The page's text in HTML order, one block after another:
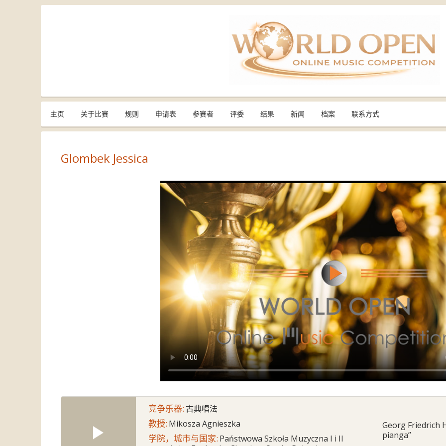
主页 关于比赛 规则 申请表 参赛者 评委 结果 新闻 档案 联系方式
Glombek Jessica
竞争乐器:古典唱法
教授: Mikosza Agnieszka
学院，城市与国家: Państwowa Szkoła Muzyczna I i II
Georg Friedrich
pianga”